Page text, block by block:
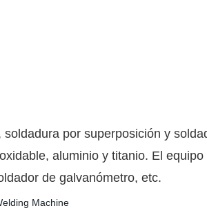
por superposición y
aluminio y titanio. El
de galvanómetro, etc.